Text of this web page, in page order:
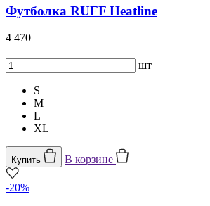
Футболка RUFF Heatline
4 470
шт
S
M
L
XL
Купить В корзине
-20%